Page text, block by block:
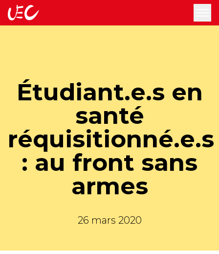
accueil
Étudiant.e.s en
santé
réquisitionné.e.s
: au front sans
armes
26 mars 2020